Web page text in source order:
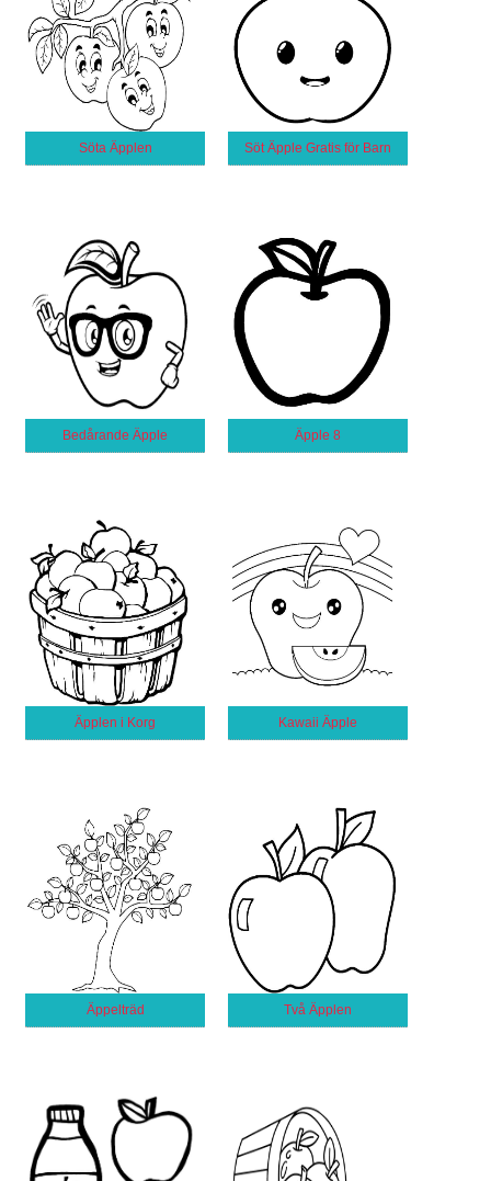
Söta Äpplen Söt Äpple Gratis för Barn
Bedårande Äpple Äpple 8
Äpplen i Korg Kawaii Äpple
Äppelträd Två Äpplen